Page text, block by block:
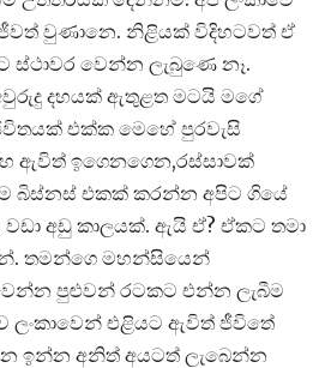
ජීවත් වුණානෙ. නිළියක් විදිහටවත් ඒ
ස්ථාවර වෙන්න ලැබුණෙ නෑ.
දහයක් ඇතුළත මටයි මගේ
එක්ක මෙහේ පුරවැසි
ඇවිත් ඉගෙනගෙන,රස්සාවක්
බිස්නස් එකක් කරන්න අපිට ගියේ
අඩු කාලයක්. ඇයි ඒ? ඒකට තමා
තමන්ගෙ මහන්සියෙන්
පුළුවන් රටකට එන්න ලැබීම
ලංකාවෙන් එළියට ඇවිත් ජීවිතේ
ඉන්න අනිත් අයටත් ලැබෙන්න